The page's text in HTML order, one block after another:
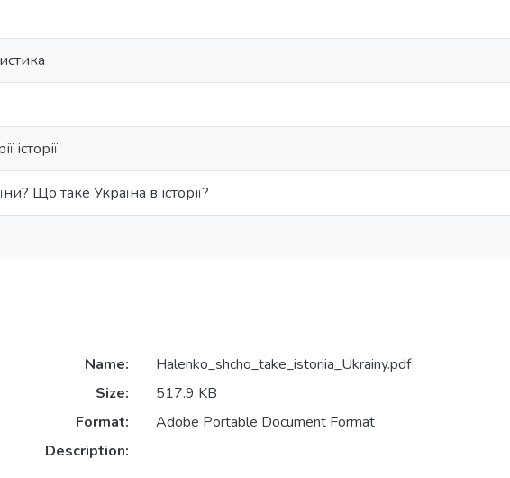
історії
Що таке Україна в історії?
Name:
Halenko_shcho_take_istoriia_Ukrainy.pdf
Size:
517.9 KB
Format:
Adobe Portable Document Format
Description: